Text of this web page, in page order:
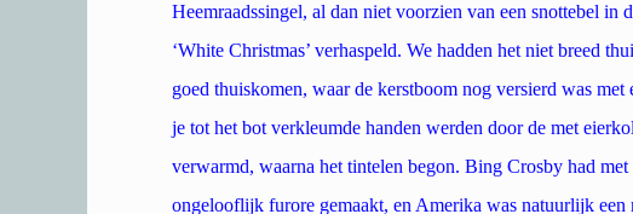
Heemraadssingel, al dan niet voorzien van een snottebel in
‘White Christmas’ verhaspeld. We hadden het niet breed
goed thuiskomen, waar de kerstboom nog versierd was
je tot het bot verkleumde handen werden door de met
verwarmd, waarna het tintelen begon. Bing Crosby had
ongelooflijk furore gemaakt, en Amerika was natuurlijk